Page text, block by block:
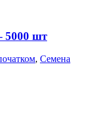
5000 шт
, Семена